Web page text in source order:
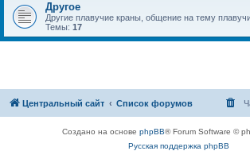
Другое
Другие плавучие краны, общение на тему
Темы: 17
Центральный сайт Список форумов
Создано на основе phpBB® Forum Software ©
Русская поддержка phpBB